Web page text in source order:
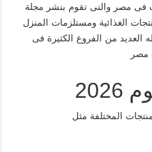
فى مصر والتى تقوم بنشر مجلة
الغذائية ومستلزمات المنزل
العديد من الفروع الكثيرة فى
مصر
المختلفة مثل